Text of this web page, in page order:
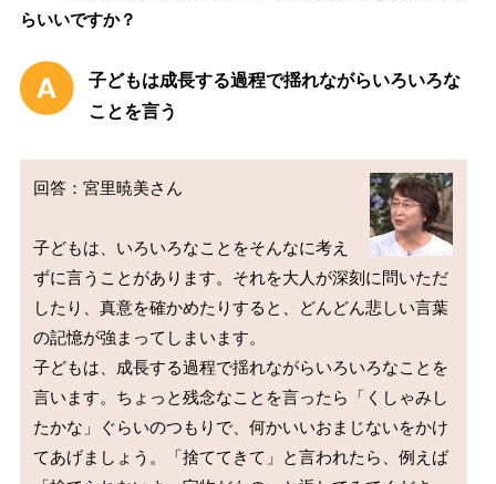
らいいですか？
子どもは成長する過程で揺れながらいろいろな
ことを言う
回答：宮里暁美さん
子どもは、いろいろなことをそんなに考え
ずに言うことがあります。それを大人が深刻に問いただ
したり、真意を確かめたりすると、どんどん悲しい言葉
の記憶が強まってしまいます。
子どもは、成長する過程で揺れながらいろいろなことを
言います。ちょっと残念なことを言ったら「くしゃみし
たかな」ぐらいのつもりで、何かいいおまじないをかけ
てあげましょう。「捨ててきて」と言われたら、例えば